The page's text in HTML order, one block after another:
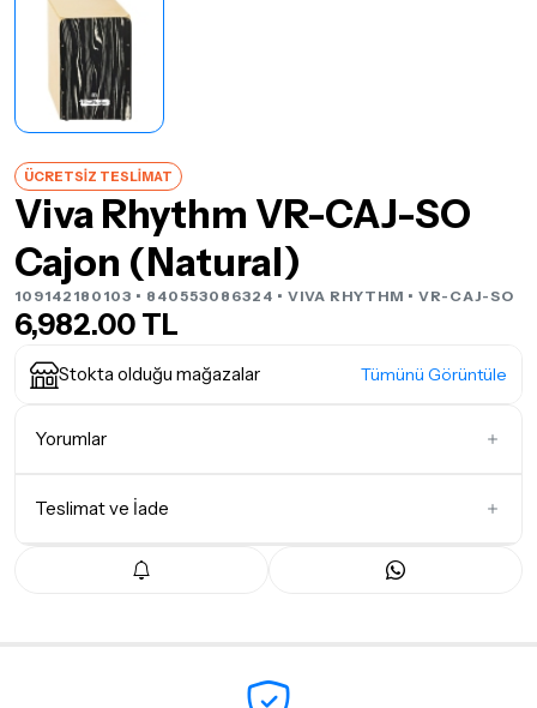
ÜCRETSİZ TESLİMAT
Viva Rhythm VR-CAJ-SO
Cajon (Natural)
109142180103 • 840553086324 • VIVA RHYTHM • VR-CAJ-SO
6,982.00 TL
Stokta olduğu mağazalar Tümünü Görüntüle
Yorumlar
Teslimat ve İade
Teslimat Koşulları
tatil günlerinde teslimat yapılamamaktadır.